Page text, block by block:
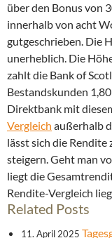
über den Bonus von
innerhalb von acht
gutgeschrieben. Die
unerheblich. Die
zahlt die Bank of
Bestandskunden
Direktbank mit
Vergleich außerhalb
lässt sich die
steigern. Geht man
liegt die
Rendite-Vergleich
Related Posts
11. April 2025